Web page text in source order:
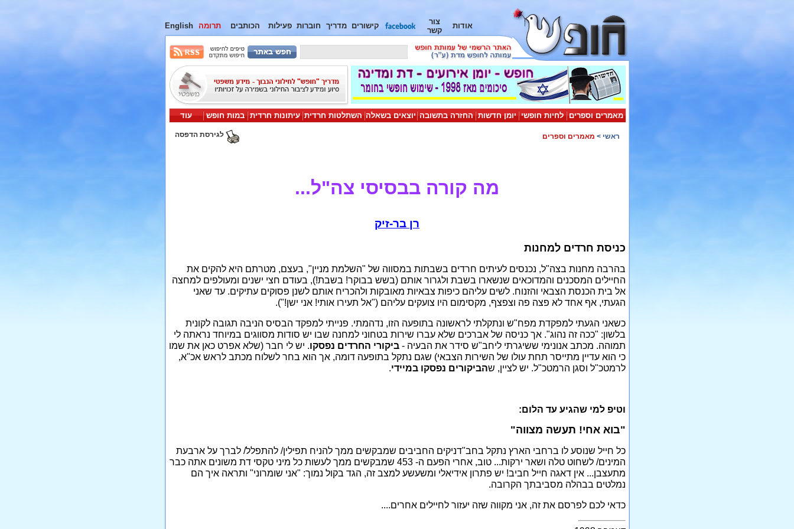
אודות
צור
קשר
קישורים מדריך חוברות פעילות הכותבים תרומה English
מאמרים וספרים לחיות חופשי יומן חדשות החזרה בתשובה יוצאים בשאלה השתלטות חרדית עיתונות חרדית במות חופש עוד
ראשי > מאמרים וספרים לגירסת הדפסה
מה קורה בבסיסי צה"ל...
רן בר-זיק
כניסת חרדים למחנות
בהרבה מחנות בצה"ל, נכנסים לעיתים חרדים בשבתות במסווה של "השלמת מניין", בעצם, מטרתם היא להקים את
החיילים המסכנים והמדוכאים שנשארו בשבת ולגרור אותם (בשש בבוקר! בשבת!), בעודם חצי ישנים ומעולפים למחצה
אל בית הכנסת הצבאי והזנוח. לשים עליהם כיפות צבאיות מאובקות ולהכריח אותם לשנן פסוקים עתיקים. עד שאני
הגעתי, אף אחד לא פצה פה וצפצף, מקסימום היו צועקים עליהם ("אל תעירו אותי! אני ישן!").
כשאני הגעתי למפקדת מפח"ש ונתקלתי לראשונה בתופעה הזו, נדהמתי. פנייתי למפקד הבסיס הניבה תגובה לקונית
בלשון: "ככה זה נהוג". אך כניסה של אברכים שלא עברו שירות בטחוני למחנה שבו יש סודות מסווגים במיוחד נראתה לי
תמוהה. מכתב אנונימי ששיגרתי ליחב"ש סידר את הבעיה -ביקורי החרדים נפסקו. יש לי חבר (שלא אפרט כאן את שמו
כי הוא עדיין מתייסר תחת עולו של השירות הצבאי) שגם נתקל בתופעה דומה, אך הוא בחר לשלוח מכתב לראש אכ"א,
לרמטכ"ל וסגן הרמטכ"ל. יש לציין, שהביקורים נפסקו במיידי.
וטיפ למי שהגיע עד הלום:
"בוא אחי! תעשה מצווה"
כל חייל שנוסע לו ברחבי הארץ נתקל בחב"דניקים החביבים שמבקשים ממך להניח תפילין/ להתפלל/ לברך על ארבעת
המינים/ לשחוט טלה ושאר ירקות... טוב, אחרי הפעם ה- 453 שמבקשים ממך לעשות כל מיני טקסי דת משונים אתה כבר
מתעצבן... אין דאגה חייל חביב! יש פתרון אידיאלי ומשעשע למצב זה, הגד בקול נמוך: "אני שומרוני" ותראה איך הם
נמלטים בבהלה מסביבתך הקרובה.
כדאי לכם לפרסם את זה, אני מקווה שזה יעזור לחיילים אחרים....